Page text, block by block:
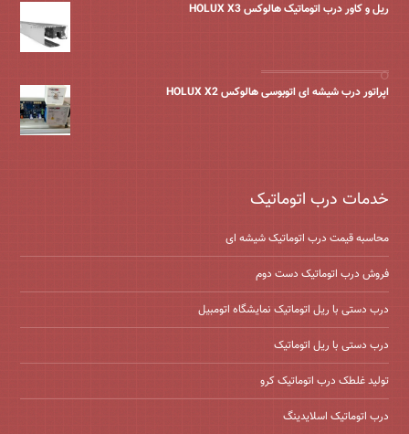
ریل و کاور درب اتوماتیک هالوکس HOLUX X3
اپراتور درب شیشه ای اتوبوسی هالوکس HOLUX X2
خدمات درب اتوماتیک
محاسبه قیمت درب اتوماتیک شیشه ‌ای
فروش درب اتوماتیک دست دوم
درب دستی با ریل اتوماتیک نمایشگاه اتومبیل
درب دستی با ریل اتوماتیک
تولید غلطک درب اتوماتیک کرو
درب اتوماتیک اسلایدینگ